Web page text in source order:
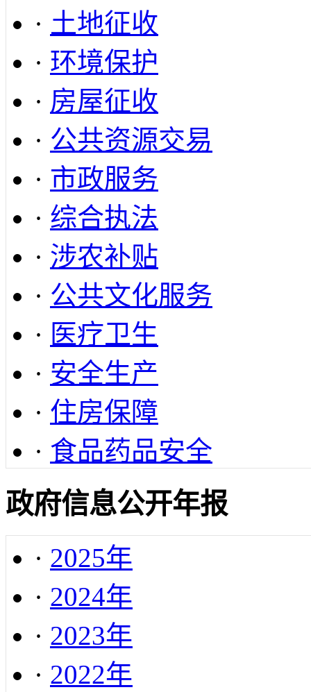
· 土地征收
· 环境保护
· 房屋征收
· 公共资源交易
· 市政服务
· 综合执法
· 涉农补贴
· 公共文化服务
· 医疗卫生
· 安全生产
· 住房保障
· 食品药品安全
政府信息公开年报
· 2025年
· 2024年
· 2023年
· 2022年